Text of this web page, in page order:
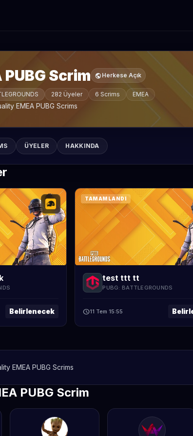
PUBG Scrim public Herkese Açık
282 Üyeler 6 Scrims EMEA
EMEA PUBG Scrims
ÜYELER HAKKINDA
Belirlenecek
TAMAMLANDI
test ttt tt
PUBG: BATTLEGROUNDS
schedule11 Tem 15:55
EMEA PUBG Scrims
PUBG Scrim